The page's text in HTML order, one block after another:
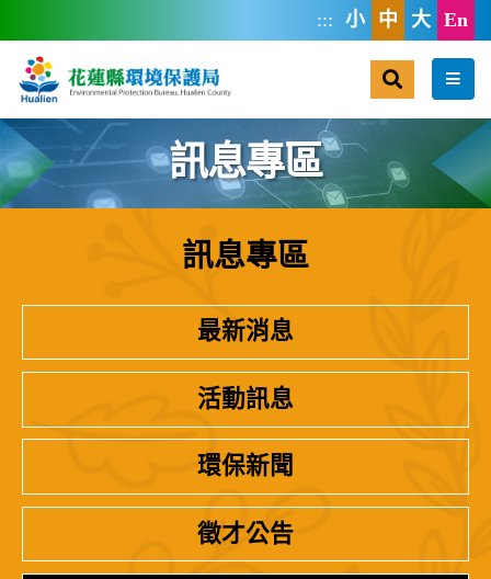
::: 小 中 大 En
選單
訊息專區
訊息專區
最新消息
活動訊息
環保新聞
徵才公告